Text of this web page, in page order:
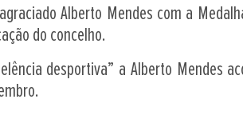
Alberto Mendes com a
do concelho.
desportiva” a Alberto Mendes